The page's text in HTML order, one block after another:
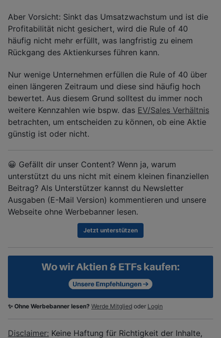
Aber Vorsicht: Sinkt das Umsatzwachstum und ist die
Profitabilität nicht gesichert, wird die Rule of 40
häufig nicht mehr erfüllt, was langfristig zu einem
Rückgang des Aktienkurses führen kann.
Nur wenige Unternehmen erfüllen die Rule of 40 über
einen längeren Zeitraum und diese sind häufig hoch
bewertet. Aus diesem Grund solltest du immer noch
weitere Kennzahlen wie bspw. das EV/Sales Verhältnis
betrachten, um entscheiden zu können, ob eine Aktie
günstig ist oder nicht.
😀 Gefällt dir unser Content? Wenn ja, warum
unterstützt du uns nicht mit einem kleinen finanziellen
Beitrag? Als Unterstützer kannst du Newsletter
Ausgaben (E-Mail Version) kommentieren und unsere
Webseite ohne Werbebanner lesen.
Jetzt unterstützen
✨ Ohne Werbebanner lesen? Werde Mitglied oder Login
Disclaimer: Keine Haftung für Richtigkeit der Inhalte,